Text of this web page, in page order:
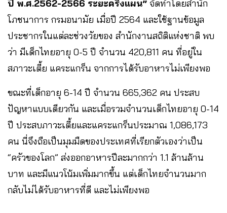
ปี พ.ศ.2562-2566 ระยะครึ่งแผน” จัดทำโดยสำนัก
โภชนาการ กรมอนามัย เมื่อปี 2564 และใช้ฐานข้อมูล
ประชากรในแต่ละช่วงวัยของ สำนักงานสถิติแห่งชาติ พบ
ว่า มีเด็กไทยอายุ 0-5 ปี จำนวน 420,811 คน ที่อยู่ใน
สภาวะเตี้ย แคระแกร็น จากการได้รับอาหารไม่เพียงพอ
ขณะที่เด็กอายุ 6-14 ปี จำนวน 665,362 คน ประสบ
ปัญหาแบบเดียวกัน และเมื่อรวมจำนวนเด็กไทยอายุ 0-14
ปี ประสบภาวะเตี้ยและแคระแกร็นประมาณ 1,086,173
คน นี่จึงถือเป็นมุมมืดของประเทศที่เรียกตัวเองว่าเป็น
“ครัวของโลก” ส่งออกอาหารปีละมากกว่า 1.1 ล้านล้าน
บาท และมีแนวโน้มเพิ่มมากขึ้น แต่เด็กไทยจำนวนมาก
กลับไม่ได้รับอาหารที่ดี และไม่เพียงพอ